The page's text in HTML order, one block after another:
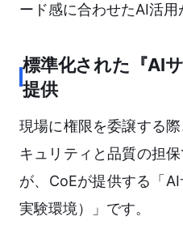
ード感に合わせたAI活用
標準化された『AI
提供
現場に権限を委譲する
キュリティと品質の担
が、CoEが提供する「
実験環境）」です。